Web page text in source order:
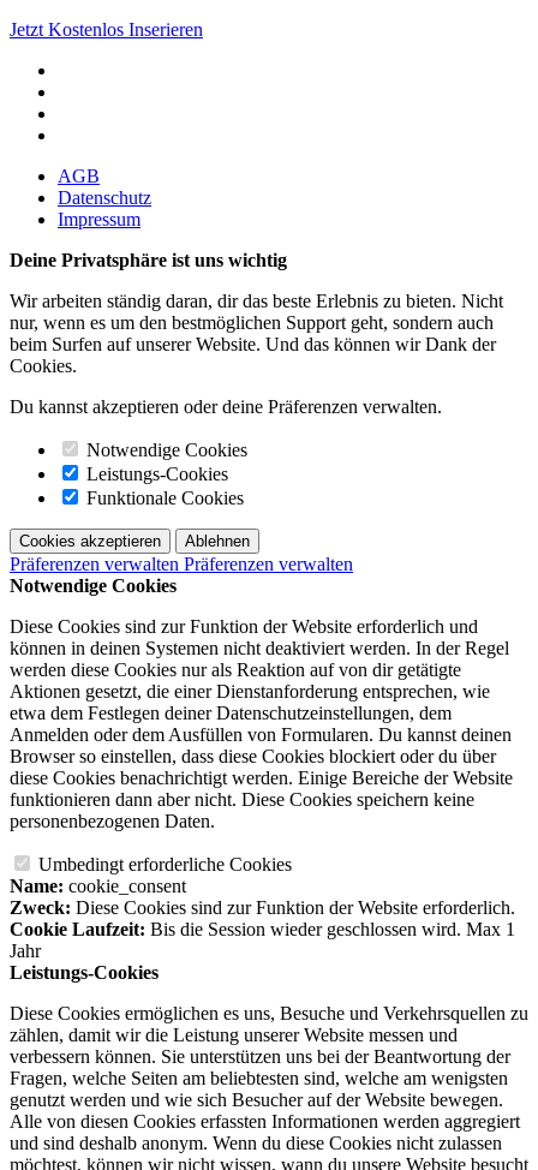
Jetzt Kostenlos Inserieren
AGB
Datenschutz
Impressum
Deine Privatsphäre ist uns wichtig
Wir arbeiten ständig daran, dir das beste Erlebnis zu bieten. Nicht
nur, wenn es um den bestmöglichen Support geht, sondern auch
beim Surfen auf unserer Website. Und das können wir Dank der
Cookies.
Du kannst akzeptieren oder deine Präferenzen verwalten.
Notwendige Cookies
Leistungs-Cookies
Funktionale Cookies
Cookies akzeptieren Ablehnen
Präferenzen verwalten Präferenzen verwalten
Notwendige Cookies
Diese Cookies sind zur Funktion der Website erforderlich und
können in deinen Systemen nicht deaktiviert werden. In der Regel
werden diese Cookies nur als Reaktion auf von dir getätigte
Aktionen gesetzt, die einer Dienstanforderung entsprechen, wie
etwa dem Festlegen deiner Datenschutzeinstellungen, dem
Anmelden oder dem Ausfüllen von Formularen. Du kannst deinen
Browser so einstellen, dass diese Cookies blockiert oder du über
diese Cookies benachrichtigt werden. Einige Bereiche der Website
funktionieren dann aber nicht. Diese Cookies speichern keine
personenbezogenen Daten.
Umbedingt erforderliche Cookies
Name: cookie_consent
Zweck: Diese Cookies sind zur Funktion der Website erforderlich.
Cookie Laufzeit: Bis die Session wieder geschlossen wird. Max 1
Jahr
Leistungs-Cookies
Diese Cookies ermöglichen es uns, Besuche und Verkehrsquellen zu
zählen, damit wir die Leistung unserer Website messen und
verbessern können. Sie unterstützen uns bei der Beantwortung der
Fragen, welche Seiten am beliebtesten sind, welche am wenigsten
genutzt werden und wie sich Besucher auf der Website bewegen.
Alle von diesen Cookies erfassten Informationen werden aggregiert
und sind deshalb anonym. Wenn du diese Cookies nicht zulassen
möchtest, können wir nicht wissen, wann du unsere Website besucht